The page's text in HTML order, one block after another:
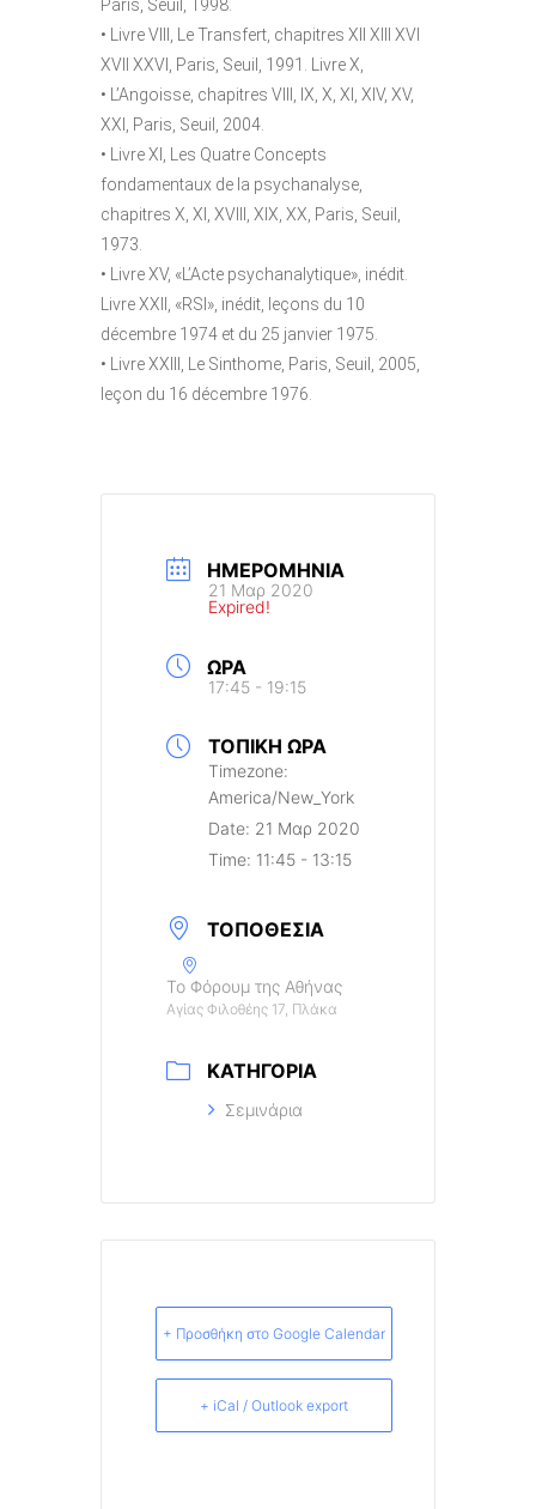
Paris, Seuil, 1998.
• Livre VIII, Le Transfert, chapitres XII XIII XVI
XVII XXVI, Paris, Seuil, 1991. Livre X,
• L’Angoisse, chapitres VIII, IX, X, XI, XIV, XV,
XXI, Paris, Seuil, 2004.
• Livre XI, Les Quatre Concepts
fondamentaux de la psychanalyse,
chapitres X, XI, XVIII, XIX, XX, Paris, Seuil,
1973.
• Livre XV, «L’Acte psychanalytique», inédit.
Livre XXII, «RSI», inédit, leçons du 10
décembre 1974 et du 25 janvier 1975.
• Livre XXIII, Le Sinthome, Paris, Seuil, 2005,
leçon du 16 décembre 1976.
ΗΜΕΡΟΜΗΝΊΑ
21 Μαρ 2020
Expired!
ΏΡΑ
17:45 - 19:15
ΤΟΠΙΚΉ ΏΡΑ
Timezone:
America/New_York
Date: 21 Μαρ 2020
Time: 11:45 - 13:15
ΤΟΠΟΘΕΣΊΑ
Το Φόρουμ της Αθήνας
Αγίας Φιλοθέης 17, Πλάκα
ΚΑΤΗΓΟΡΊΑ
Σεμινάρια
+ Προσθήκη στο Google Calendar
+ iCal / Outlook export